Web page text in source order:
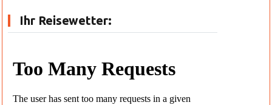
Ihr Reisewetter: